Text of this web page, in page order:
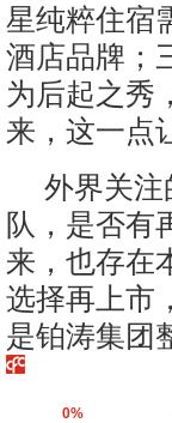
星纯粹住宿
酒店品牌；
为后起之秀
来，这一点
外界关
队，是否有
来，也存在
选择再上市
是铂涛集团
0%